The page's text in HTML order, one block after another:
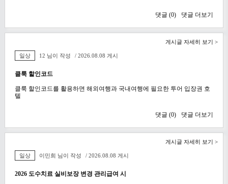
댓글 더보기
댓글 (0)
일상 12 님이 작성 / 2026.08.08 게시
클룩 할인코드
클룩 할인코드를 활용하면 해외여행과 국내여행에 필요한 투어 입장권 호
텔
댓글 더보기
댓글 (0)
게시글 자세히 보기 >
일상 이민희 님이 작성 / 2026.08.08 게시
2026 도수치료 실비보장 변경 관리급여 시
게시글 자세히 보기 >